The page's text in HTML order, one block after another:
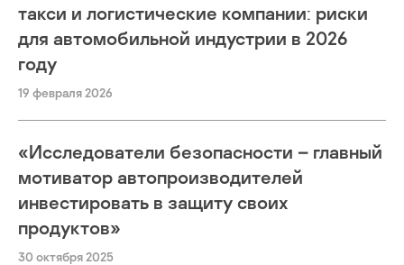
такси и логистические компании: риски
для автомобильной индустрии в 2026
году
19 февраля 2026
«Исследователи безопасности – главный
мотиватор автопроизводителей
инвестировать в защиту своих
продуктов»
30 октября 2025